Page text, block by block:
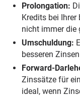
Prolongation:
Kredits bei
nicht immer die
Umschuldung:
besseren
Forward-
Zinssätze für
ideal, wenn